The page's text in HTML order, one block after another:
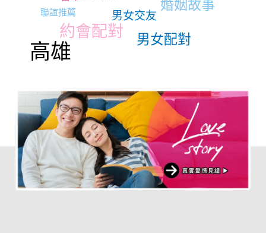
高雄
約會配對
男女交友
聯誼推薦
男女配對
婚姻故事